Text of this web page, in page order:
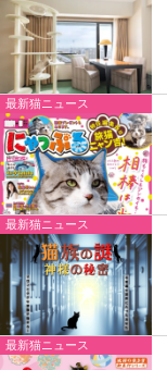
最新猫ニュース
最新猫ニュース
最新猫ニュース